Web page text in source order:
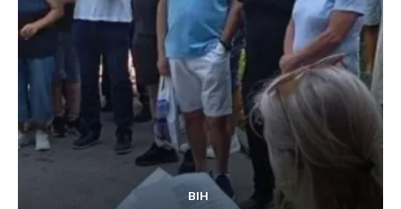
BIH